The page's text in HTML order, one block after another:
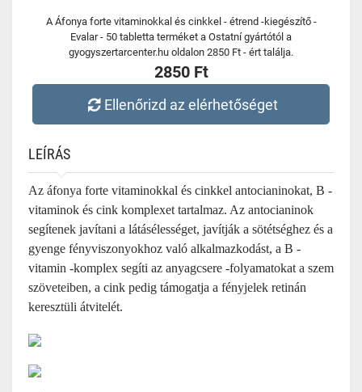
A Áfonya forte vitaminokkal és cinkkel - étrend -kiegészítő -
Evalar - 50 tabletta terméket a Ostatní gyártótól a
gyogyszertarcenter.hu oldalon 2850 Ft - ért találja.
2850 Ft
Ellenőrizd az elérhetőséget
LEÍRÁS
Az áfonya forte vitaminokkal és cinkkel antocianinokat, B -
vitaminok és cink komplexet tartalmaz. Az antocianinok
segítenek javítani a látásélességet, javítják a sötétséghez és a
gyenge fényviszonyokhoz való alkalmazkodást, a B -
vitamin -komplex segíti az anyagcsere -folyamatokat a szem
szöveteiben, a cink pedig támogatja a fényjelek retinán
keresztüli átvitelét.